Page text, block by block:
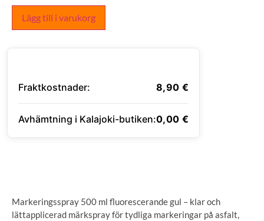
Lägg till i varukorg
Fraktkostnader: 8,90 €
Avhämtning i Kalajoki-butiken:0,00 €
Markeringsspray 500 ml fluorescerande gul – klar och
lättapplicerad märkspray för tydliga markeringar på asfalt,